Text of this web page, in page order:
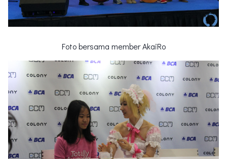
Foto bersama member AkaiRo